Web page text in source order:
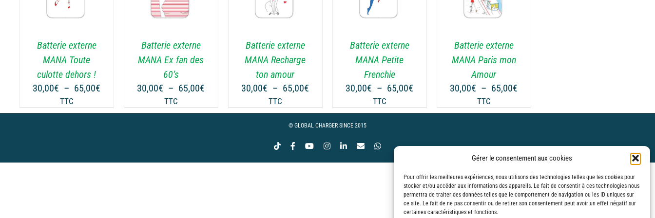
Gérer le consentement aux cookies
Pour offrir les meilleures expériences, nous utilisons des technologies telles que les cookies pour
stocker et/ou accéder aux informations des appareils. Le fait de consentir à ces technologies nous
permettra de traiter des données telles que le comportement de navigation ou les ID uniques sur
ce site. Le fait de ne pas consentir ou de retirer son consentement peut avoir un effet négatif sur
certaines caractéristiques et fonctions.
Batterie externe
MANA Toute
culotte dehors !
30,00€ – 65,00€
prix :
TTC
LES
OPTIONS
PEUVENT
ÊTRE
CHOISIES
SUR
LA
Batterie externe
MANA Ex fan des
60’s
30,00€ – 65,00€
prix :
TTC
A
LES
OPTIONS
PEUVENT
ÊTRE
CHOISIES
SUR
LA
Batterie externe
MANA Recharge
ton amour
30,00€ – 65,00€
prix :
30,00€
65,00€
TTC
A
LES
OPTIONS
PEUVENT
ÊTRE
CHOISIES
SUR
LA
PRODUIT
Batterie externe
MANA Petite
Frenchie
30,00€ – 65,00€
prix :
TTC
A
LES
OPTIONS
PEUVENT
ÊTRE
CHOISIES
SUR
LA
DU
PRODUIT
Batterie externe
MANA Paris mon
Amour
30,00€ – 65,00€
prix :
TTC
© GLOBAL CHARGER SINCE 2015
Tiktok FacebookYouTubeInstagramLinkedIn
EmailWhatsApp